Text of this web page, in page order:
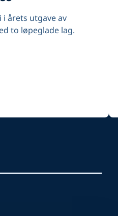
i årets utgave av
to løpeglade lag.